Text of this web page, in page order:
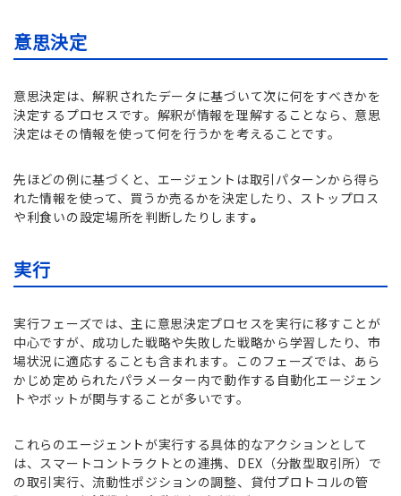
意思決定
意思決定は、解釈されたデータに基づいて次に何をすべきかを
決定するプロセスです。解釈が情報を理解することなら、意思
決定はその情報を使って何を行うかを考えることです。
先ほどの例に基づくと、エージェントは取引パターンから得ら
れた情報を使って、買うか売るかを決定したり、ストップロス
や利食いの設定場所を判断したりします。
実行
実行フェーズでは、主に意思決定プロセスを実行に移すことが
中心ですが、成功した戦略や失敗した戦略から学習したり、市
場状況に適応することも含まれます。このフェーズでは、あら
かじめ定められたパラメーター内で動作する自動化エージェン
トやボットが関与することが多いです。
これらのエージェントが実行する具体的なアクションとして
は、スマートコントラクトとの連携、DEX（分散型取引所）で
の取引実行、流動性ポジションの調整、貸付プロトコルの管